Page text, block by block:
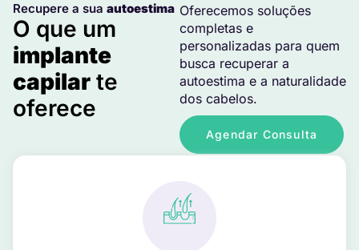
Recupere a sua autoestima
O que um
implante
capilar te
oferece
Oferecemos soluções
completas e
personalizadas para quem
busca recuperar a
autoestima e a naturalidade
dos cabelos.
Agendar Consulta